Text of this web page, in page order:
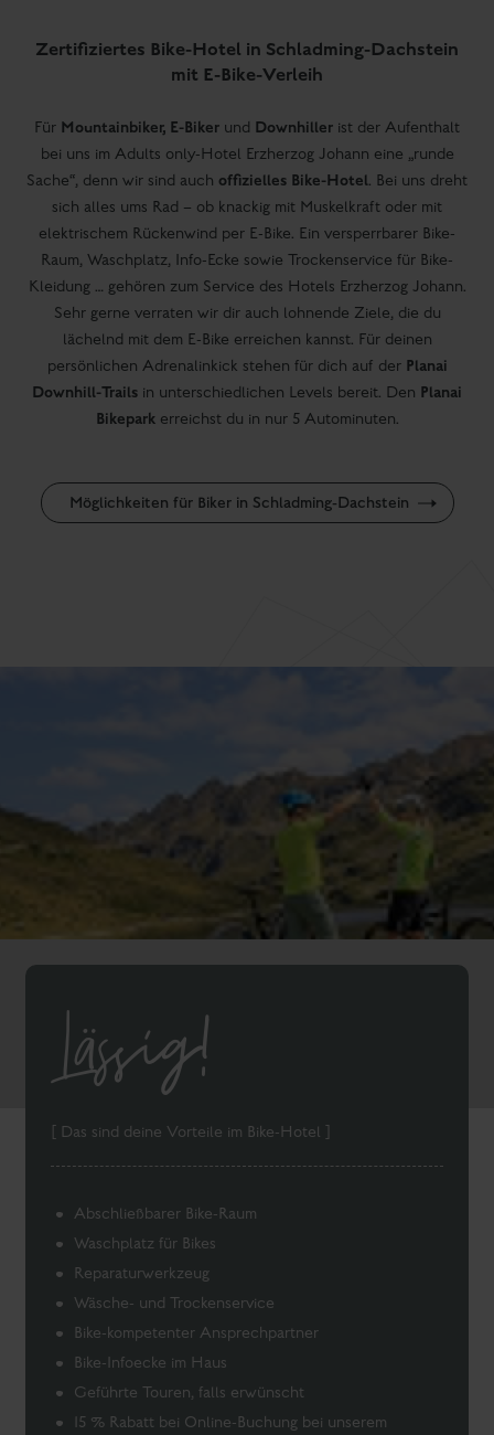
Zertifiziertes Bike-Hotel in Schladming-Dachstein
mit E-Bike-Verleih
Für Mountainbiker, E-Biker und Downhiller ist der Aufenthalt
bei uns im Adults only-Hotel Erzherzog Johann eine „runde
Sache“, denn wir sind auch offizielles Bike-Hotel. Bei uns dreht
sich alles ums Rad – ob knackig mit Muskelkraft oder mit
elektrischem Rückenwind per E-Bike. Ein versperrbarer Bike-
Raum, Waschplatz, Info-Ecke sowie Trockenservice für Bike-
Kleidung … gehören zum Service des Hotels Erzherzog Johann.
Sehr gerne verraten wir dir auch lohnende Ziele, die du
lächelnd mit dem E-Bike erreichen kannst. Für deinen
persönlichen Adrenalinkick stehen für dich auf der Planai
Downhill-Trails in unterschiedlichen Levels bereit. Den Planai
Bikeparkerreichst du in nur 5 Autominuten.
Möglichkeiten für Biker in Schladming-Dachstein
Lässig!
[ Das sind deine Vorteile im Bike-Hotel ]
Abschließbarer Bike-Raum
Waschplatz für Bikes
Reparaturwerkzeug
Wäsche- und Trockenservice
Bike-kompetenter Ansprechpartner
Bike-Infoecke im Haus
Geführte Touren, falls erwünscht
15 % Rabatt bei Online-Buchung bei unserem